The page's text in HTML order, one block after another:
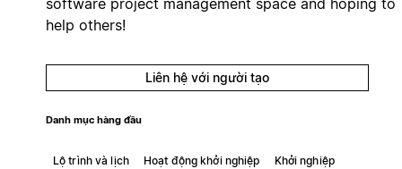
help others!
Liên hệ với người tạo
Danh mục hàng đầu
Lộ trình và lịch Hoạt động khởi nghiệp Khởi nghiệp